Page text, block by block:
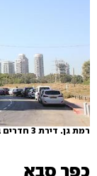
רמת גן. דירת 3 חדרים ב-1.45 מיליון שקל
כפר סבא